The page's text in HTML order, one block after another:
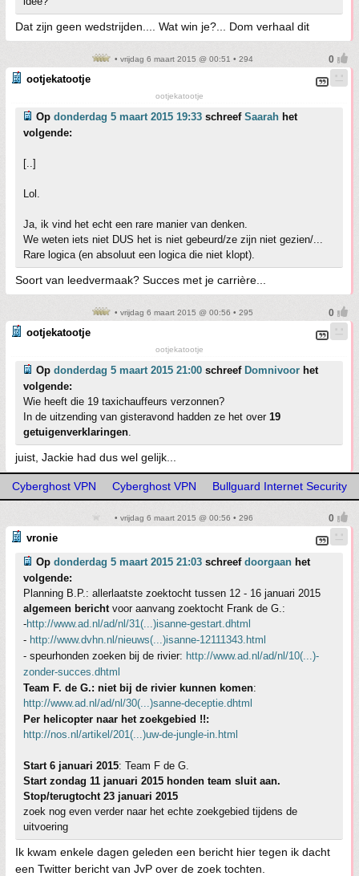
Dat zijn geen wedstrijden.... Wat win je?... Dom verhaal dit
• vrijdag 6 maart 2015 @ 00:51 • 294
ootjekatootje
ootjekatootje
Op donderdag 5 maart 2015 19:33 schreef Saarah het
volgende:
[..]
Lol.
Ja, ik vind het echt een rare manier van denken.
We weten iets niet DUS het is niet gebeurd/ze zijn niet gezien/...
Rare logica (en absoluut een logica die niet klopt).
Soort van leedvermaak? Succes met je carrière...
• vrijdag 6 maart 2015 @ 00:56 • 295
ootjekatootje
ootjekatootje
Op donderdag 5 maart 2015 21:00 schreef Domnivoor het
volgende:
Wie heeft die 19 taxichauffeurs verzonnen?
In de uitzending van gisteravond hadden ze het over 19
getuigenverklaringen
juist, Jackie had dus wel gelijk...
Cyberghost VPN Cyberghost VPN Bullguard Internet Security
• vrijdag 6 maart 2015 @ 00:56 • 296
vronie
Op donderdag 5 maart 2015 21:03 schreef doorgaan het
volgende:
Planning B.P.: allerlaatste zoektocht tussen 12 - 16 januari 2015
algemeen bericht voor aanvang zoektocht Frank de G.:
-http://www.ad.nl/ad/nl/31(...)isanne-gestart.dhtml
- http://www.dvhn.nl/nieuws(...)isanne-12111343.html
- speurhonden zoeken bij de rivier: http://www.ad.nl/ad/nl/10(...)-
zonder-succes.dhtml
Team F. de G.: niet bij de rivier kunnen komen:
http://www.ad.nl/ad/nl/30(...)sanne-deceptie.dhtml
Per helicopter naar het zoekgebied !!:
http://nos.nl/artikel/201(...)uw-de-jungle-in.html
Start 6 januari 2015: Team F de G.
Start zondag 11 januari 2015 honden team sluit aan.
Stop/terugtocht 23 januari 2015
zoek nog even verder naar het echte zoekgebied tijdens de
uitvoering
Ik kwam enkele dagen geleden een bericht hier tegen ik dacht
een Twitter bericht van JvP over de zoek tochten.